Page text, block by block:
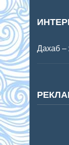
Дахаб –